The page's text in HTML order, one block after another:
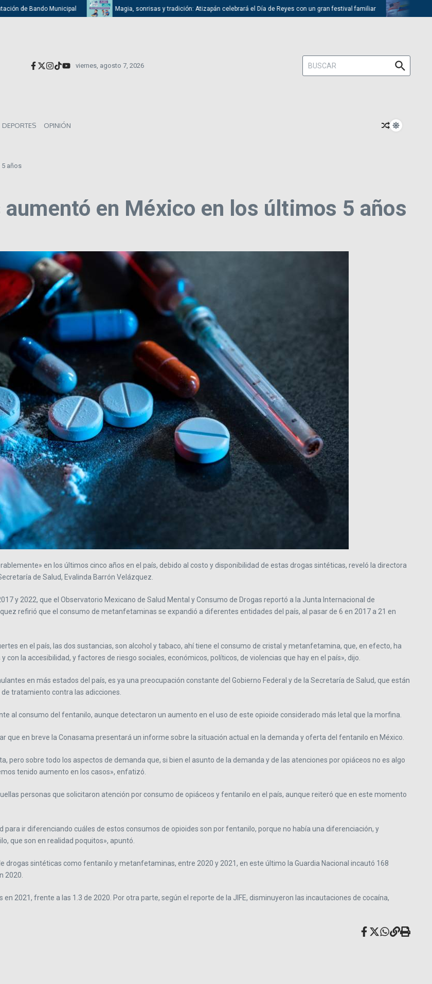
Bando Municipal Magia, sonrisas y tradición: Atizapán celebrará el Día de Reyes con un gran festival familiar Trump
viernes, agosto 7, 2026
Buscar:
DEPORTES OPINIÓN
años
en México en los últimos 5 años
en los últimos cinco años en el país, debido al costo y disponibilidad de estas drogas sintéticas, reveló la directora
de Salud, Evalinda Barrón Velázquez.
y 2022, que el Observatorio Mexicano de Salud Mental y Consumo de Drogas reportó a la Junta Internacional de
refirió que el consumo de metanfetaminas se expandió a diferentes entidades del país, al pasar de 6 en 2017 a 21 en
en el país, las dos sustancias, son alcohol y tabaco, ahí tiene el consumo de cristal y metanfetamina, que, en efecto, ha
la accesibilidad, y factores de riesgo sociales, económicos, políticos, de violencias que hay en el país», dijo.
en más estados del país, es ya una preocupación constante del Gobierno Federal y de la Secretaría de Salud, que están
tratamiento contra las adicciones.
al consumo del fentanilo, aunque detectaron un aumento en el uso de este opioide considerado más letal que la morfina.
que en breve la Conasama presentará un informe sobre la situación actual en la demanda y oferta del fentanilo en México.
sobre todo los aspectos de demanda que, si bien el asunto de la demanda y de las atenciones por opiáceos no es algo
tenido aumento en los casos», enfatizó.
personas que solicitaron atención por consumo de opiáceos y fentanilo en el país, aunque reiteró que en este momento
ir diferenciando cuáles de estos consumos de opioides son por fentanilo, porque no había una diferenciación, y
que son en realidad poquitos», apuntó.
drogas sintéticas como fentanilo y metanfetaminas, entre 2020 y 2021, en este último la Guardia Nacional incautó 168
2020.
2021, frente a las 1.3 de 2020. Por otra parte, según el reporte de la JIFE, disminuyeron las incautaciones de cocaína,